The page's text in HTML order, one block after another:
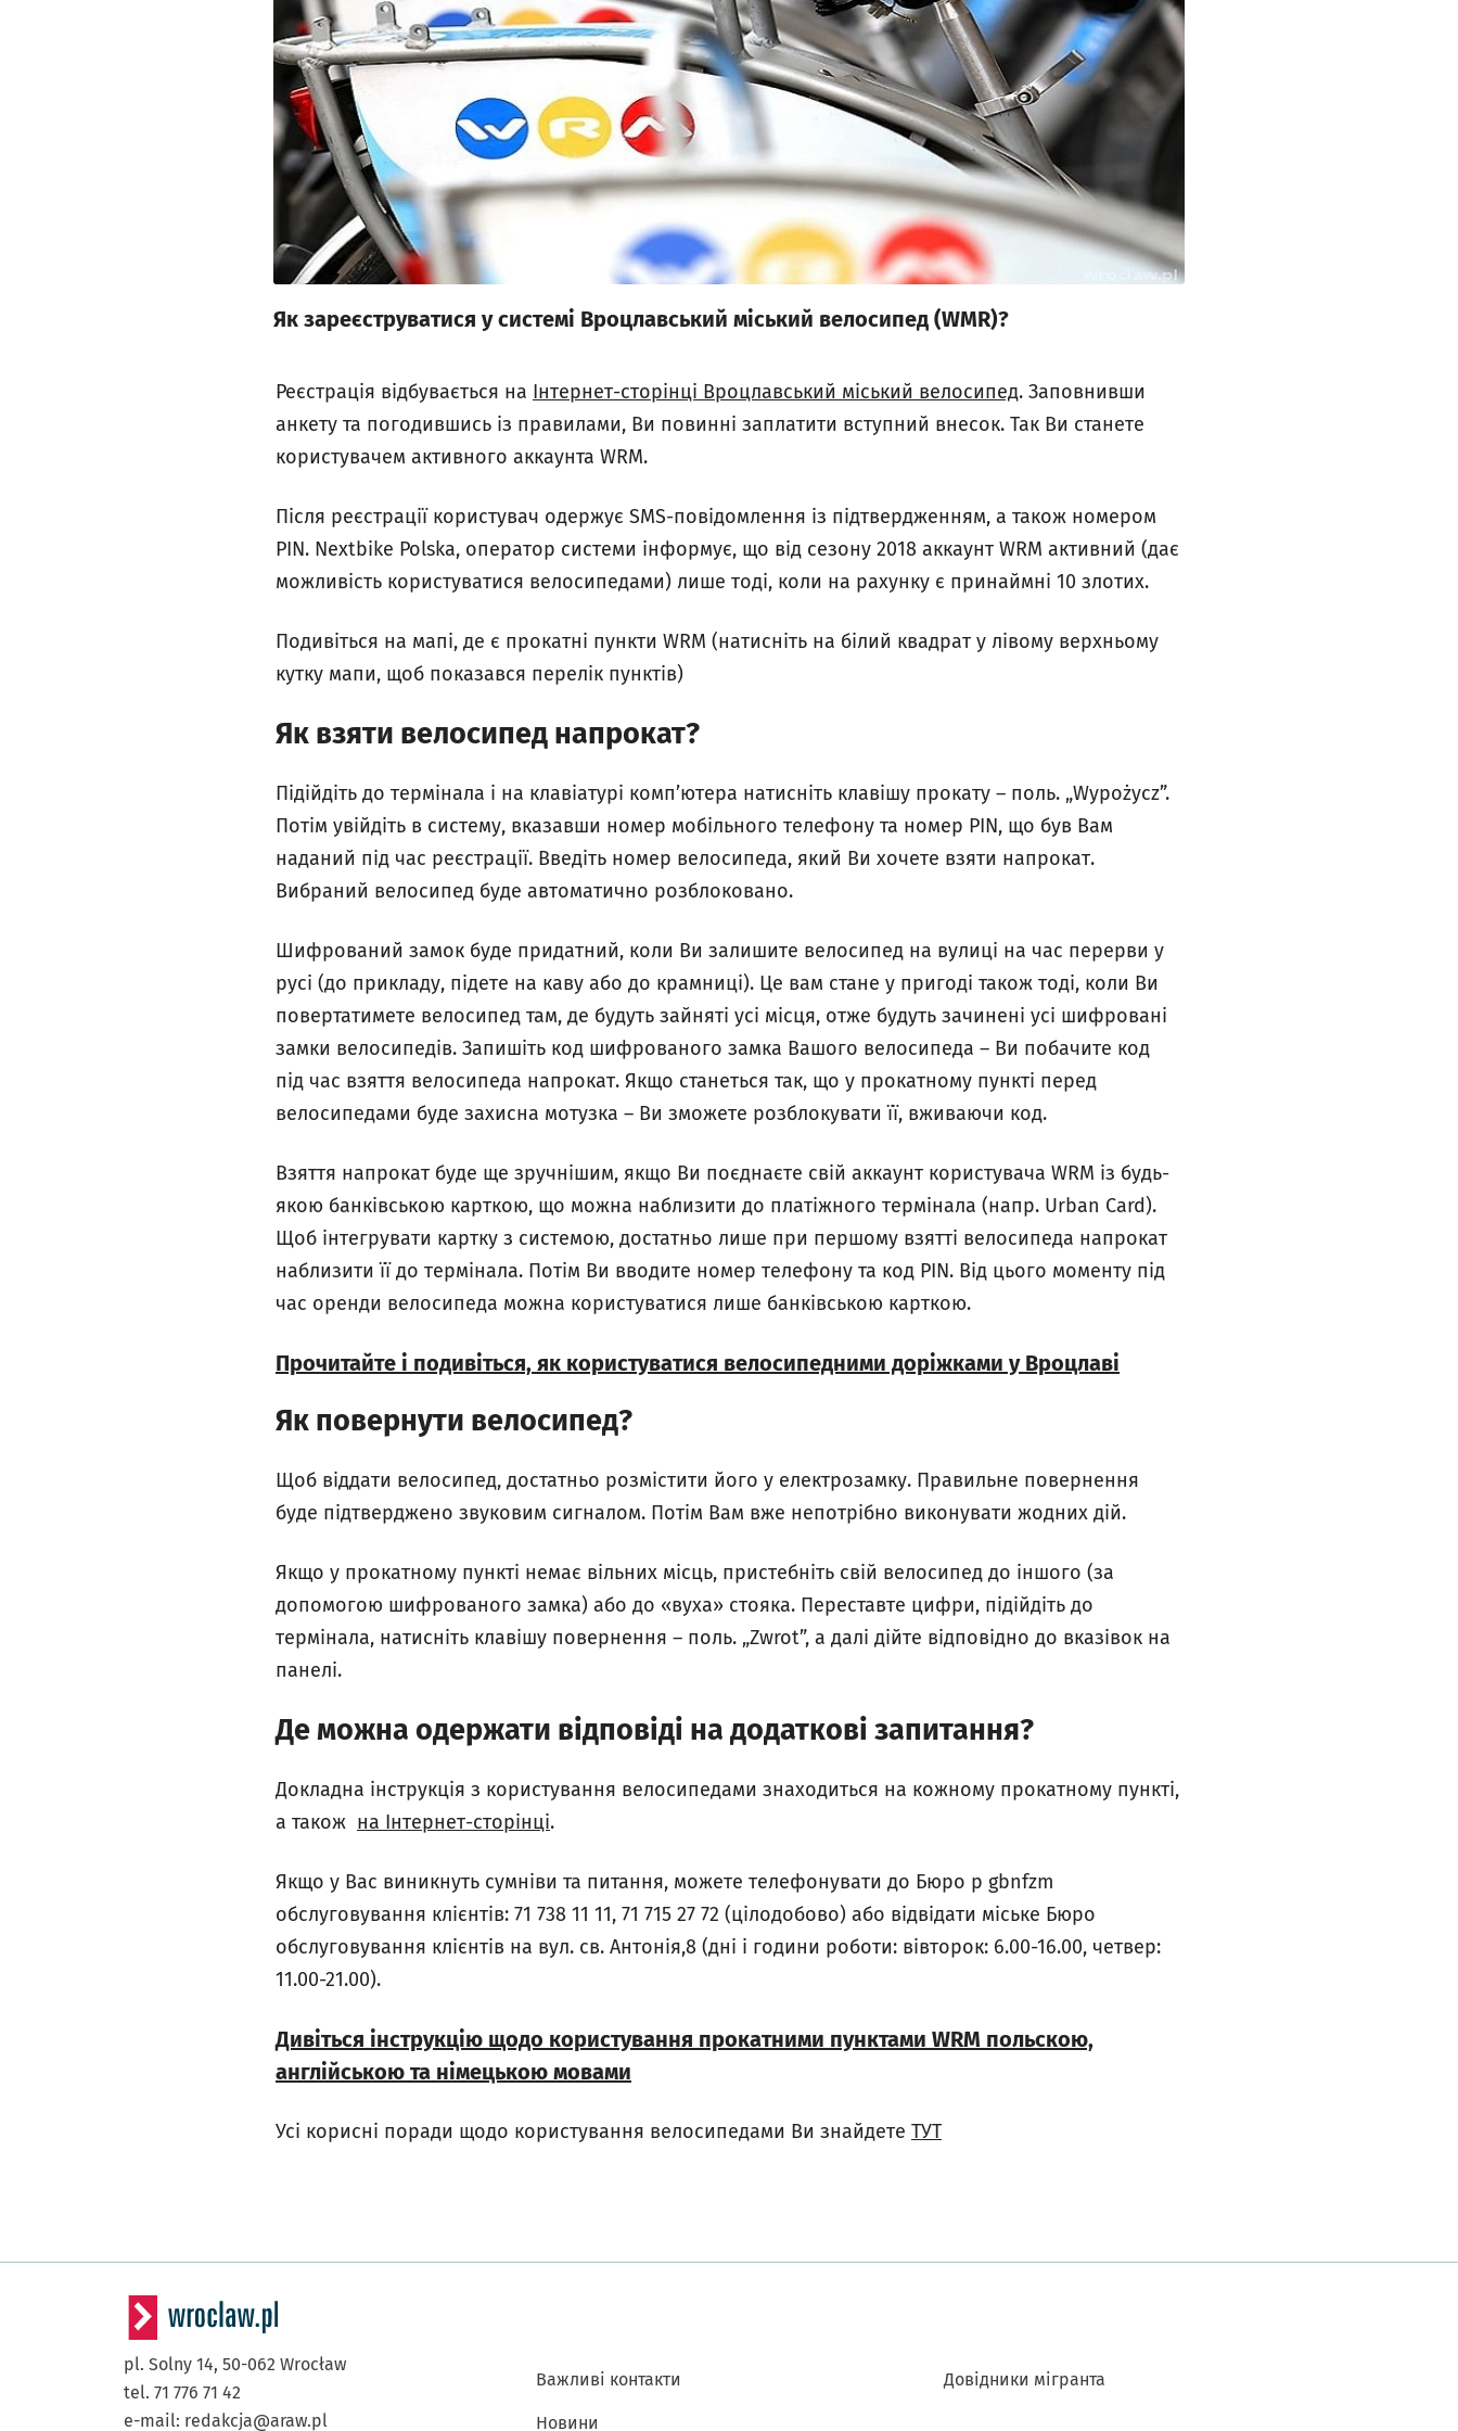
Як зареєструватися у системі Вроцлавський міський велосипед (WMR)?
Реєстрація відбувається на Інтернет-сторінці Вроцлавський міський велосипед. Заповнивши
анкету та погодившись із правилами, Ви повинні заплатити вступний внесок. Так Ви станете
користувачем активного аккаунта WRM.
Після реєстрації користувач одержує SMS-повідомлення із підтвердженням, а також номером
PIN. Nextbike Polska, оператор системи інформує, що від сезону 2018 аккаунт WRM активний (дає
можливість користуватися велосипедами) лише тоді, коли на рахунку є принаймні 10 злотих.
Подивіться на мапі, де є прокатні пункти WRM (натисніть на білий квадрат у лівому верхньому
кутку мапи, щоб показався перелік пунктів)
Як взяти велосипед напрокат?
Підійдіть до термінала і на клавіатурі комп’ютера натисніть клавішу прокату – поль. „Wypożycz”.
Потім увійдіть в систему, вказавши номер мобільного телефону та номер PIN, що був Вам
наданий під час реєстрації. Введіть номер велосипеда, який Ви хочете взяти напрокат.
Вибраний велосипед буде автоматично розблоковано.
Шифрований замок буде придатний, коли Ви залишите велосипед на вулиці на час перерви у
русі (до прикладу, підете на каву або до крамниці). Це вам стане у пригоді також тоді, коли Ви
повертатимете велосипед там, де будуть зайняті усі місця, отже будуть зачинені усі шифровані
замки велосипедів. Запишіть код шифрованого замка Вашого велосипеда – Ви побачите код
під час взяття велосипеда напрокат. Якщо станеться так, що у прокатному пункті перед
велосипедами буде захисна мотузка – Ви зможете розблокувати її, вживаючи код.
Взяття напрокат буде ще зручнішим, якщо Ви поєднаєте свій аккаунт користувача WRM із будь-
якою банківською карткою, що можна наблизити до платіжного термінала (напр. Urban Card).
Щоб інтегрувати картку з системою, достатньо лише при першому взятті велосипеда напрокат
наблизити її до термінала. Потім Ви вводите номер телефону та код PIN. Від цього моменту під
час оренди велосипеда можна користуватися лише банківською карткою.
Прочитайте і подивіться, як користуватися велосипедними доріжками у Вроцлаві
Як повернути велосипед?
Щоб віддати велосипед, достатньо розмістити його у електрозамку. Правильне повернення
буде підтверджено звуковим сигналом. Потім Вам вже непотрібно виконувати жодних дій.
Якщо у прокатному пункті немає вільних місць, пристебніть свій велосипед до іншого (за
допомогою шифрованого замка) або до «вуха» стояка. Переставте цифри, підійдіть до
термінала, натисніть клавішу повернення – поль. „Zwrot”, а далі дійте відповідно до вказівок на
панелі.
Де можна одержати відповіді на додаткові запитання?
Докладна інструкція з користування велосипедами знаходиться на кожному прокатному пункті,
а також на Інтернет-сторінці.
Якщо у Вас виникнуть сумніви та питання, можете телефонувати до Бюро p gbnfzm
обслуговування клієнтів: 71 738 11 11, 71 715 27 72 (цілодобово) або відвідати міське Бюро
обслуговування клієнтів на вул. cв. Антонія,8 (дні і години роботи: вівторок: 6.00-16.00, четвер:
11.00-21.00).
Дивіться інструкцію щодо користування прокатними пунктами WRM польскою,
англійською та німецькою мовами
Усі корисні поради щодо користування велосипедами Ви знайдете ТУТ
pl. Solny 14, 50-062 Wrocław
tel. 71 776 71 42
e-mail: redakcja@araw.pl
Важливі контакти
Новини
Довідники мігранта